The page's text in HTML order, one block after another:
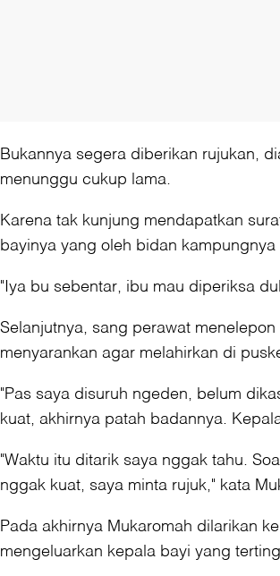
Bukannya segera diberikan rujukan,
menunggu cukup lama.
Karena tak kunjung mendapatkan
bayinya yang oleh bidan
"Iya bu sebentar, ibu mau diperiksa
Selanjutnya, sang perawat
menyarankan agar melahirkan di
"Pas saya disuruh ngeden, belum
kuat, akhirnya patah badannya.
"Waktu itu ditarik saya nggak tahu.
nggak kuat, saya minta rujuk," kata
Pada akhirnya Mukaromah dilarikan
mengeluarkan kepala bayi yang